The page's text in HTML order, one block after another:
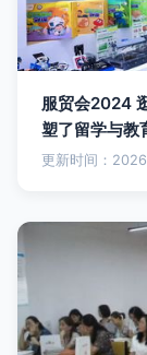
服贸会2024
塑了留学与教
更新时间：